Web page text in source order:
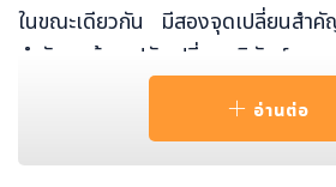
ในขณะเดียวกัน มีสองจุดเปลี่ยนสำคั
กำลังจะเข้ามาปรับเปลี่ยนภูมิทัศน์ขอ
ด้แก่ สหรัฐอเมริกา ซึ่งเป็นทั้งตลาดค
หญ่ที่สุดของโลกและแหล่งสร้างความ
แต่กลับกำลังเผชิญกับความต้องการท
อ่านต่อ